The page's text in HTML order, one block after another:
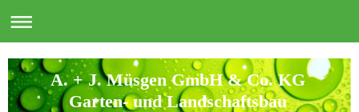
A. + J. Müsgen GmbH & Co. KG
Garten- und Landschaftsbau